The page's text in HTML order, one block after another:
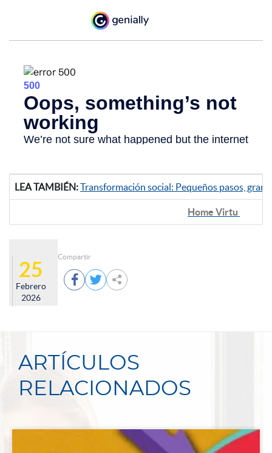
LEA TAMBIÉN:Transformación social: Pequeños pasos,
Home Virtu
25
Febrero
2026
Compartir
  
ARTÍCULOS
RELACIONADOS